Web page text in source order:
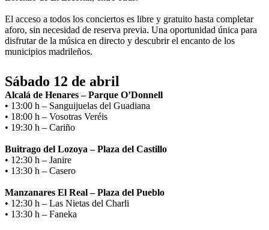
El acceso a todos los conciertos es libre y gratuito hasta completar
aforo, sin necesidad de reserva previa. Una oportunidad única para
disfrutar de la música en directo y descubrir el encanto de los
municipios madrileños.
Sábado 12 de abril
Alcalá de Henares – Parque O’Donnell
• 13:00 h – Sanguijuelas del Guadiana
• 18:00 h – Vosotras Veréis
• 19:30 h – Cariño
Buitrago del Lozoya – Plaza del Castillo
• 12:30 h – Janire
• 13:30 h – Casero
Manzanares El Real – Plaza del Pueblo
• 12:30 h – Las Nietas del Charli
• 13:30 h – Faneka